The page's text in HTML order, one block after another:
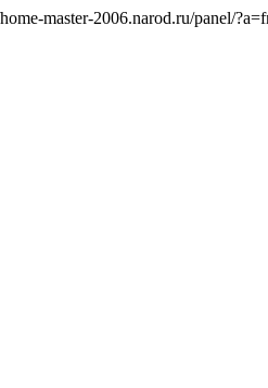
master-2006.narod.ru/panel/